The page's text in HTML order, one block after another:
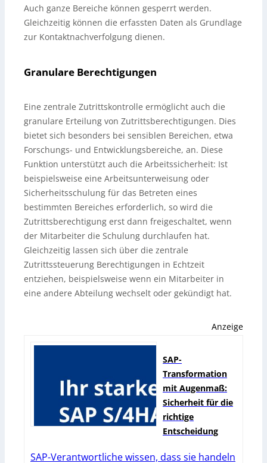
Auch ganze Bereiche können gesperrt werden.
Gleichzeitig können die erfassten Daten als Grundlage
zur Kontaktnachverfolgung dienen.
Granulare Berechtigungen
Eine zentrale Zutrittskontrolle ermöglicht auch die
granulare Erteilung von Zutrittsberechtigungen. Dies
bietet sich besonders bei sensiblen Bereichen, etwa
Forschungs- und Entwicklungsbereiche, an. Diese
Funktion unterstützt auch die Arbeitssicherheit: Ist
beispielsweise eine Arbeitsunterweisung oder
Sicherheitsschulung für das Betreten eines
bestimmten Bereiches erforderlich, so wird die
Zutrittsberechtigung erst dann freigeschaltet, wenn
der Mitarbeiter die Schulung durchlaufen hat.
Gleichzeitig lassen sich über die zentrale
Zutrittssteuerung Berechtigungen in Echtzeit
entziehen, beispielsweise wenn ein Mitarbeiter in
eine andere Abteilung wechselt oder gekündigt hat.
Anzeige
SAP-
Transformation
mit Augenmaß:
Sicherheit für die
richtige
Entscheidung
SAP-Verantwortliche wissen, dass sie handeln